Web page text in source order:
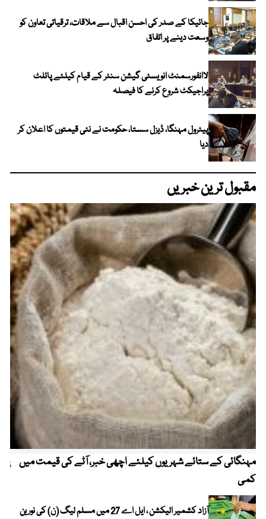
جائیکا کے صدر کی احسن اقبال سے ملاقات، ترقیاتی تعاون کو
وسعت دینے پر اتفاق
لاانفورسمنٹ انویسٹی گیشن سنٹر کے قیام کیلئے پائلٹ
پراجیکٹ شروع کرنے کا فیصلہ
پیٹرول مہنگا، ڈیزل سستا، حکومت نے نئی قیمتوں کا اعلان کر
دیا
مقبول ترین خبریں
مہنگائی کے ستائے شہریوں کیلئے اچھی خبر، آٹے کی قیمت میں
کمی
آزاد کشمیر الیکشن ، ایل اے 27 میں مسلم لیگ (ن) کی نورین